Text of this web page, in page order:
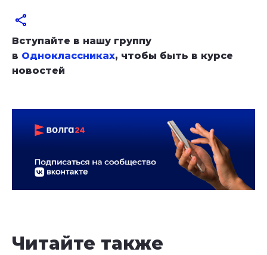
Вступайте в нашу группу
в Одноклассниках, чтобы быть в курсе
новостей
Читайте также